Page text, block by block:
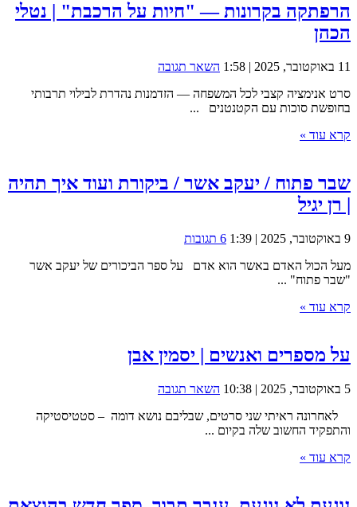
הרפתקה בקרונות — "חיות על הרכבת" | נטלי
הכהן
11 באוקטובר, 2025 | 1:58
השאר תגובה
סרט אנימציה קצבי לכל המשפחה — הזדמנות נהדרת לבילוי תרבותי
בחופשת סוכות עם הקטנטנים ...
קרא עוד »
שבר פתוח / יעקב אשר / ביקורת ועוד איך תהיה
| רן יגיל
9 באוקטובר, 2025 | 1:39
6 תגובות
מעל הכול האדם באשר הוא אדם על ספר הביכורים של יעקב אשר
"שבר פתוח" ...
קרא עוד »
על מספרים ואנשים | יסמין אבן
5 באוקטובר, 2025 | 10:38
השאר תגובה
לאחרונה ראיתי שני סרטים, שבליבם נושא דומה – סטטיסטיקה
והתפקיד החשוב שלה בקיום ...
קרא עוד »